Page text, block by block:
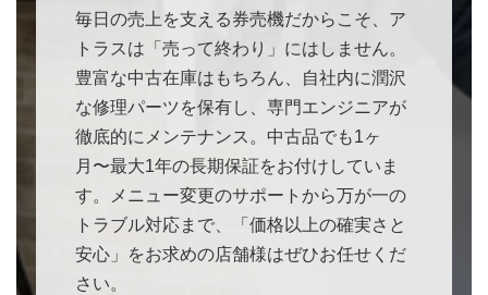
毎日の売上を支える券売機だからこそ、ア
トラスは「売って終わり」にはしません。
豊富な中古在庫はもちろん、自社内に潤沢
な修理パーツを保有し、専門エンジニアが
徹底的にメンテナンス。中古品でも1ヶ
月〜最大1年の長期保証をお付けしていま
す。メニュー変更のサポートから万が一の
トラブル対応まで、「価格以上の確実さと
安心」をお求めの店舗様はぜひお任せくだ
さい。